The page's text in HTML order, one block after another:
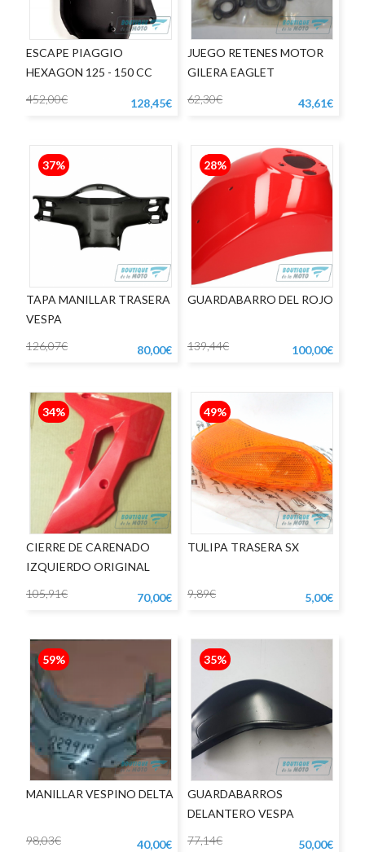
ESCAPE PIAGGIO
HEXAGON 125 - 150 CC
452,00€
128,45€
JUEGO RETENES MOTOR
GILERA EAGLET
62,30€
43,61€
37%
TAPA MANILLAR TRASERA
VESPA
126,07€
80,00€
28%
GUARDABARRO DEL ROJO
139,44€ 100,00€
34%
CIERRE DE CARENADO
IZQUIERDO ORIGINAL
105,91€ 70,00€
49%
TULIPA TRASERA SX
9,89€ 5,00€
59%
MANILLAR VESPINO DELTA
98,03€ 40,00€
35%
GUARDABARROS
DELANTERO VESPA
77,14€ 50,00€